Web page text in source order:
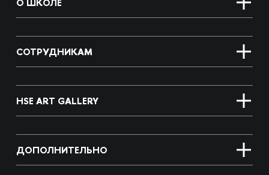
СОТРУДНИКАМ
HSE ART GALLERY
ДОПОЛНИТЕЛЬНО